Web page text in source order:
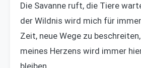
Die Savanne ruft, die Tiere
der Wildnis wird mich für
Zeit, neue Wege zu
meines Herzens wird immer